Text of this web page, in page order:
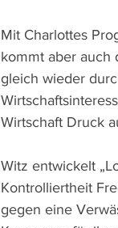
Mit Charlottes
kommt aber auch
gleich wieder
Wirtschaft Druck
Witz entwickelt
Kontrolliertheit
gegen eine